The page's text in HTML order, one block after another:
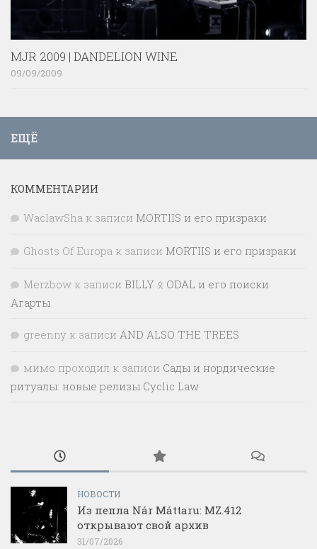
MJR 2009 | DANDELION WINE
09/09/2009
ЕЩЁ
КОММЕНТАРИИ
WaclawSha к записи MORTIIS и его призраки
Ghosts Of Europa к записи MORTIIS и его призраки
Merzbow к записи BILLY ᛟ ODAL и его поиски
Агарты
greenny к записи AND ALSO THE TREES
мимо проходил к записи Сады и нордические
ритуалы: новые релизы Cyclic Law
НОВОСТИ
Из пепла Nár Máttaru: MZ.412
открывают свой архив
31/07/2026